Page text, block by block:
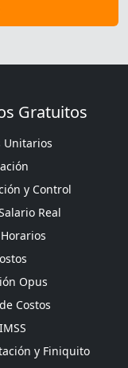
Gratuitos
Unitarios
y Control
Real
Opus
Costos
y Finiquito